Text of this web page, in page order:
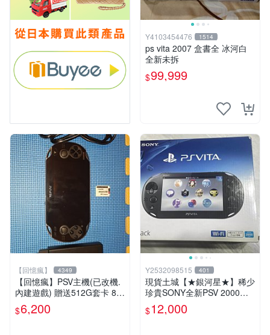
Y4103454476 1514
ps vita 2007 盒書全 冰河白
全新未拆
$99,999
【回憶瘋】 4349
【回憶瘋】PSV主機(已改機.
內建遊戲) 贈送512G套卡 8成
5新 1000型
$6,200
Y2532098515 401
現貨土城【★銀河星★】稀少
珍貴SONY全新PSV 2000主
機.可轉換中文.全新PSV未使
用
$12,000